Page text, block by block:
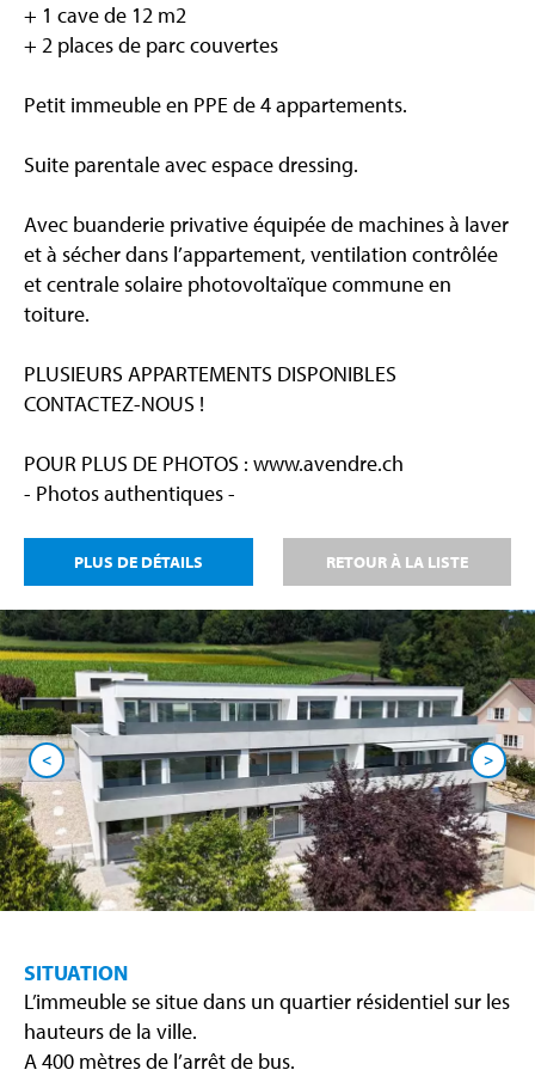
+ 1 cave de 12 m2
+ 2 places de parc couvertes
Petit immeuble en PPE de 4 appartements.
Suite parentale avec espace dressing.
Avec buanderie privative équipée de machines à laver
et à sécher dans l’appartement, ventilation contrôlée
et centrale solaire photovoltaïque commune en
toiture.
PLUSIEURS APPARTEMENTS DISPONIBLES
CONTACTEZ-NOUS !
POUR PLUS DE PHOTOS : www.avendre.ch
- Photos authentiques -
PLUS DE DÉTAILS RETOUR À LA LISTE
< >
SITUATION
L’immeuble se situe dans un quartier résidentiel sur les
hauteurs de la ville.
A 400 mètres de l’arrêt de bus.